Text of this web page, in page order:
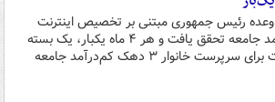
وعده رئیس جمهوری مبتنی بر تخصیص اینترنت
رایگان به ۳ دهک کم‌درآمد جامعه تحقق یافت و هر ۴ ماه یکبار، یک بسته
شامل ۱۰ گیگابایت اینترنت برای سرپرست خانوار ۳ دهک کم‌درآمد جامعه